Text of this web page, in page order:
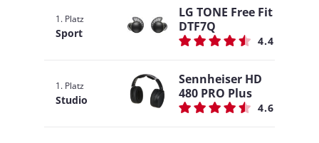
1. Platz
Sport
LG TONE Free Fit
DTF7Q
4.4
1. Platz
Studio
Sennheiser HD
480 PRO Plus
4.6